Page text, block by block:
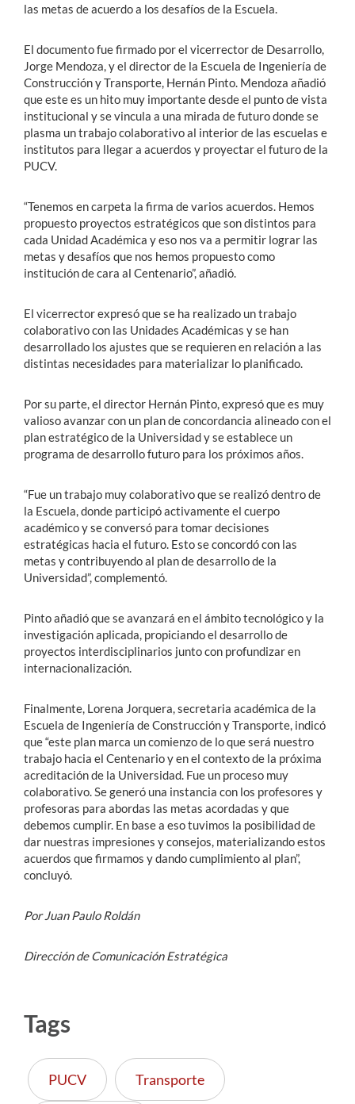
las metas de acuerdo a los desafíos de la Escuela.
El documento fue firmado por el vicerrector de Desarrollo,
Jorge Mendoza, y el director de la Escuela de Ingeniería de
Construcción y Transporte, Hernán Pinto. Mendoza añadió
que este es un hito muy importante desde el punto de vista
institucional y se vincula a una mirada de futuro donde se
plasma un trabajo colaborativo al interior de las escuelas e
institutos para llegar a acuerdos y proyectar el futuro de la
PUCV.
“Tenemos en carpeta la firma de varios acuerdos. Hemos
propuesto proyectos estratégicos que son distintos para
cada Unidad Académica y eso nos va a permitir lograr las
metas y desafíos que nos hemos propuesto como
institución de cara al Centenario”, añadió.
El vicerrector expresó que se ha realizado un trabajo
colaborativo con las Unidades Académicas y se han
desarrollado los ajustes que se requieren en relación a las
distintas necesidades para materializar lo planificado.
Por su parte, el director Hernán Pinto, expresó que es muy
valioso avanzar con un plan de concordancia alineado con el
plan estratégico de la Universidad y se establece un
programa de desarrollo futuro para los próximos años.
“Fue un trabajo muy colaborativo que se realizó dentro de
la Escuela, donde participó activamente el cuerpo
académico y se conversó para tomar decisiones
estratégicas hacia el futuro. Esto se concordó con las
metas y contribuyendo al plan de desarrollo de la
Universidad”, complementó.
Pinto añadió que se avanzará en el ámbito tecnológico y la
investigación aplicada, propiciando el desarrollo de
proyectos interdisciplinarios junto con profundizar en
internacionalización.
Finalmente, Lorena Jorquera, secretaria académica de la
Escuela de Ingeniería de Construcción y Transporte, indicó
que “este plan marca un comienzo de lo que será nuestro
trabajo hacia el Centenario y en el contexto de la próxima
acreditación de la Universidad. Fue un proceso muy
colaborativo. Se generó una instancia con los profesores y
profesoras para abordas las metas acordadas y que
debemos cumplir. En base a eso tuvimos la posibilidad de
dar nuestras impresiones y consejos, materializando estos
acuerdos que firmamos y dando cumplimiento al plan”,
concluyó.
Por Juan Paulo Roldán
Dirección de Comunicación Estratégica
Tags
PUCV Transporte